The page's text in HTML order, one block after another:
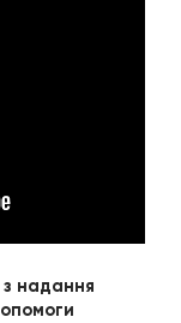
надання